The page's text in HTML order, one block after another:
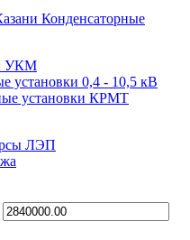
Конденсаторные
УКМ
установки 0,4 - 10,5 кВ
установки КРМТ
ЛЭП